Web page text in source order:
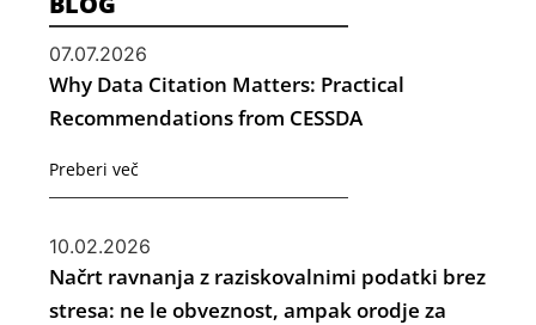
07.07.2026
Why Data Citation Matters: Practical
Recommendations from CESSDA
Preberi več
10.02.2026
Načrt ravnanja z raziskovalnimi podatki brez
stresa: ne le obveznost, ampak orodje za